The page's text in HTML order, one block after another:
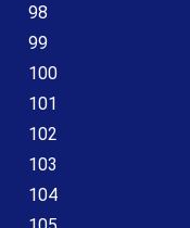
98
99
100
101
102
103
104